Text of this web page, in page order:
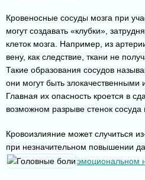
Кровеносные сосуды мозга при
могут создавать «клубки»,
клеток мозга. Например, из
вену, как следствие, ткани не
Такие образования сосудов
они могут быть злокачественными
Главная их опасность кроется в
возможном разрыве стенок сосуда
Кровоизлияние может случиться
при незначительном повышении
эмоциональном